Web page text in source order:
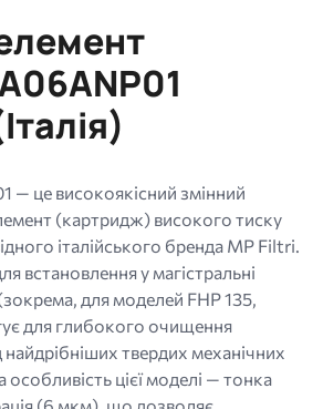
— це високоякісний змінний
(картридж) високого тиску
італійського бренда MP Filtri.
встановлення у магістральні
для моделей FHP 135,
для глибокого очищення
найдрібніших твердих механічних
цієї моделі — тонка